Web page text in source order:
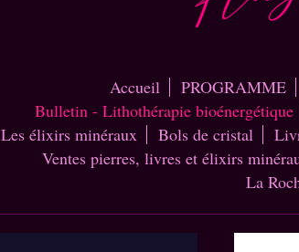
Accueil PROGRAMME
Bulletin - Lithothérapie bioénergétique
Les élixirs minéraux
Bols de cristal
Ventes pierres, livres et élixirs
La